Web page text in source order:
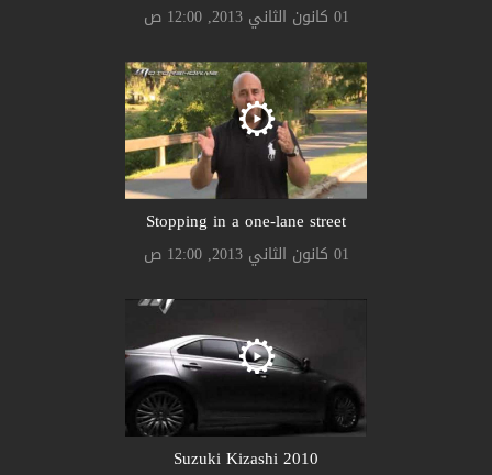
01 كانون الثاني 2013, 12:00 ص
Stopping in a one-lane street
01 كانون الثاني 2013, 12:00 ص
Suzuki Kizashi 2010